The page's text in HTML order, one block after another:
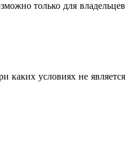
только для владельцев
каких условиях не является